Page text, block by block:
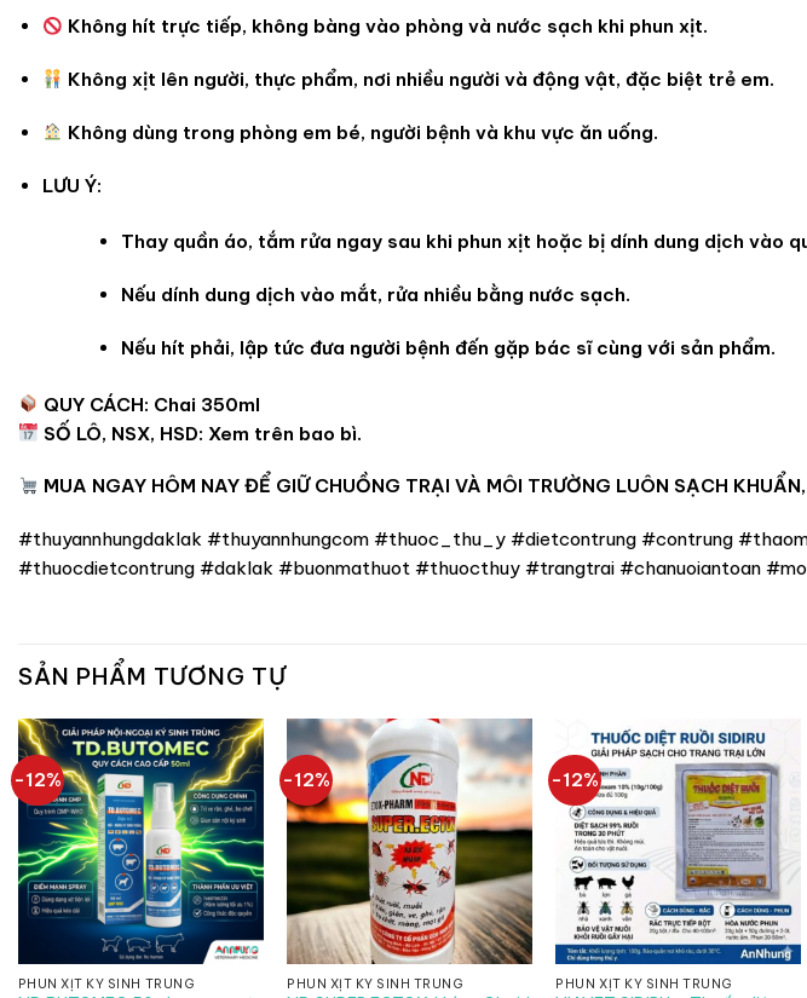
Không hít trực tiếp, không bàng vào phòng và nước sạch khi phun xịt.
Không xịt lên người, thực phẩm, nơi nhiều người và động vật, đặc biệt trẻ em.
Không dùng trong phòng em bé, người bệnh và khu vực ăn uống.
LƯU Ý:
Thay quần áo, tắm rửa ngay sau khi phun xịt hoặc bị dính dung dịch vào
Nếu dính dung dịch vào mắt, rửa nhiều bằng nước sạch.
Nếu hít phải, lập tức đưa người bệnh đến gặp bác sĩ cùng với sản phẩm.
QUY CÁCH: Chai 350ml
SỐ LÔ, NSX, HSD: Xem trên bao bì.
MUA NGAY HÔM NAY ĐỂ GIỮ CHUỒNG TRẠI VÀ MÔI TRƯỜNG LUÔN SẠCH
#thuyannhungdaklak #thuyannhungcom #thuoc_thu_y #dietcontrung #contrung
#thuocdietcontrung #daklak #buonmathuot #thuocthuy #trangtrai #chanuoiantoan
SẢN PHẨM TƯƠNG TỰ
-12%
PHUN XỊT KÝ SINH TRÙNG
-12%
PHUN XỊT KÝ SINH TRÙNG
-12%
PHUN XỊT KÝ SINH TRÙNG